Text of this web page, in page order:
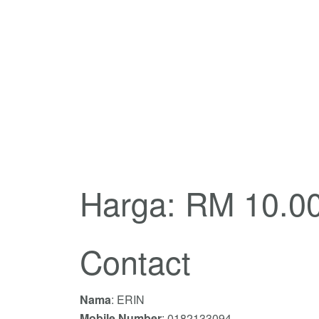
Harga: RM
Contact
Nama: ERIN